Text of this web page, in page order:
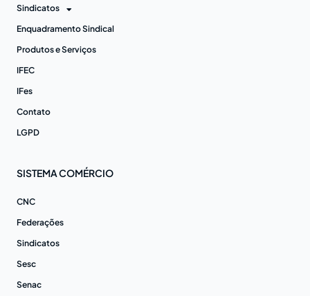
Sindicatos
Enquadramento Sindical
Produtos e Serviços
IFEC
IFes
Contato
LGPD
SISTEMA COMÉRCIO
CNC
Federações
Sindicatos
Sesc
Senac